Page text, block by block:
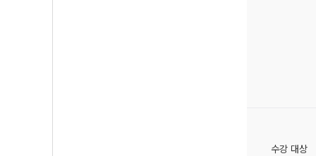
수강 대상